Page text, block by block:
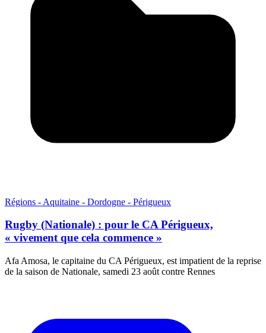
Régions - Aquitaine - Dordogne - Périgueux
Rugby (Nationale) : pour le CA Périgueux,
« vivement que cela commence »
Afa Amosa, le capitaine du CA Périgueux, est impatient de la reprise
de la saison de Nationale, samedi 23 août contre Rennes